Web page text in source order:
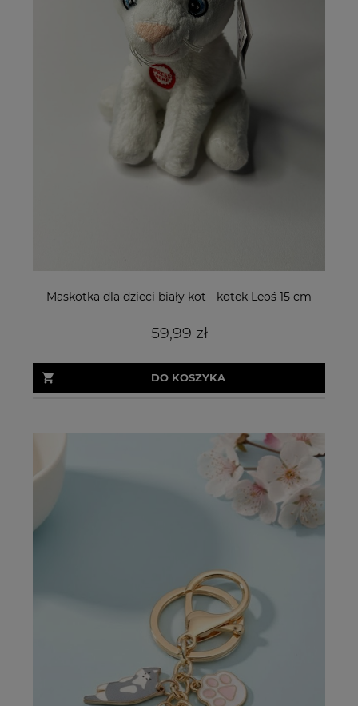
Maskotka dla dzieci biały kot - kotek Leoś 15 cm
59,99 zł
DO KOSZYKA